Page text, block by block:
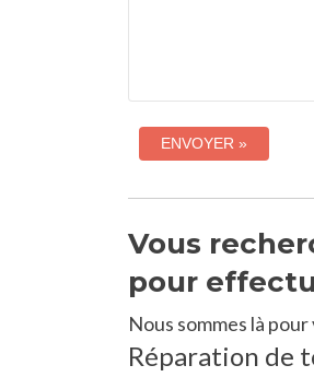
Vous
pour
Nous sommes là
Réparation de